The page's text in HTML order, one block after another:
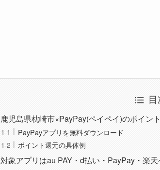
目
鹿児島県枕崎市×PayPay(ペイペイ)のポイン
PayPayアプリを無料ダウンロード
ポイント還元の具体例
対象アプリはau PAY・d払い・PayPay・楽